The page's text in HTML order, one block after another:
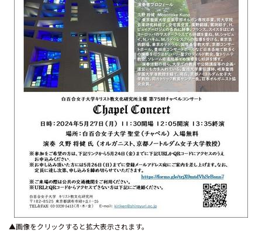
▲画像をクリックすると拡大表示されます。